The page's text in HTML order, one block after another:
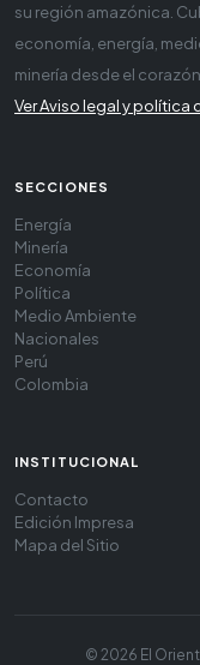
su región amazónica.
economía, energía,
minería desde el
Ver Aviso legal y política
SECCIONES
Energía
Minería
Economía
Política
Medio Ambiente
Nacionales
Perú
Colombia
INSTITUCIONAL
Contacto
Edición Impresa
Mapa del Sitio
© 2026 El